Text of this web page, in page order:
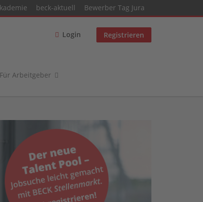
beck-aktuell Bewerber Tag Jura
Login Registrieren
Für Arbeitgeber